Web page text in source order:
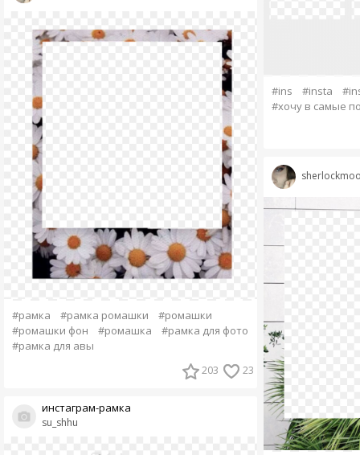
#рамка #рамка ромашки
#ромашки
#ромашки фон
#ромашка
#рамка для фото
#рамка для авы
203 23
su_shhu
инстаграм-рамка
#ins #insta
#хочу в самые